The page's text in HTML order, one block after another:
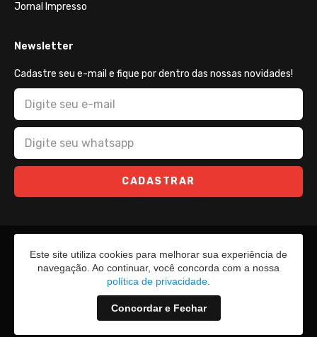
Jornal Impresso
Newsletter
Cadastre seu e-mail e fique por dentro das nossas novidades!
CADASTRAR
Este site utiliza cookies para melhorar sua experiência de
navegação. Ao continuar, você concorda com a nossa
política de privacidade
Concordar e Fechar